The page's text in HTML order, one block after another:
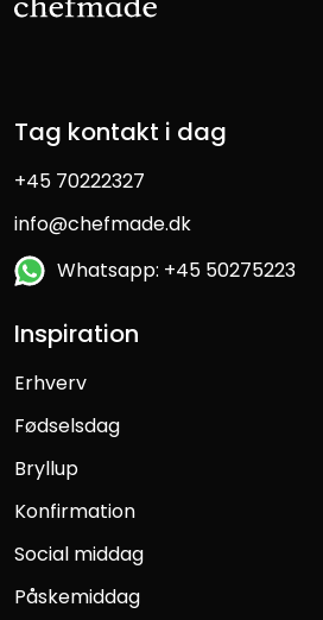
Tag kontakt i dag
+45 70222327
info@chefmade.dk
Whatsapp: +45 50275223
Inspiration
Erhverv
Fødselsdag
Bryllup
Konfirmation
Social middag
Påskemiddag